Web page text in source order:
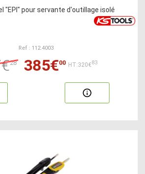
"EPI" pour servante d'outillage isolé
Ref : 112.4003
28 385€00 HT:320€83